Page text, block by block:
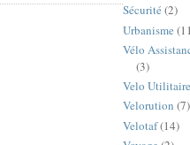
Sécurité (2)
Urbanisme
Vélo
(3)
Velo Utilitaire
Velorution (7)
Velotaf(14)